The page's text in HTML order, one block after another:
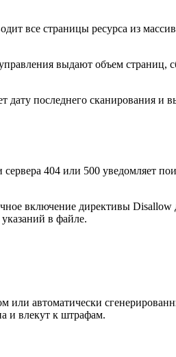
все страницы ресурса из
выдают объем страниц,
дату последнего сканирования
404 или 500 уведомляет
включение директивы Disallow
в файле.
автоматически
и влекут к штрафам.